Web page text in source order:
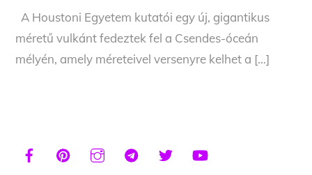
A Houstoni Egyetem kutatói egy új, gigantikus
méretű vulkánt fedeztek fel a Csendes-óceán
mélyén, amely méreteivel versenyre kelhet a […]